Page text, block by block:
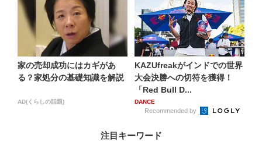
家の売却成功にはカギがあ
る？家処分の基礎知識を解説
AD(くらしの話題)
KAZUfreakがインドでの世界
大会決勝への切符を獲得！
「Red Bull D...
DANCE
Recommended by
注目キーワード